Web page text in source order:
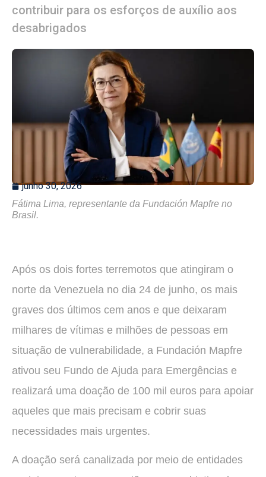
contribuir para os esforços de auxílio aos
desabrigados
junho 30, 2026
Fátima Lima, representante da Fundación Mapfre no
Brasil.
Após os dois fortes terremotos que atingiram o
norte da Venezuela no dia 24 de junho, os mais
graves dos últimos cem anos e que deixaram
milhares de vítimas e milhões de pessoas em
situação de vulnerabilidade, a Fundación Mapfre
ativou seu Fundo de Ajuda para Emergências e
realizará uma doação de 100 mil euros para apoiar
aqueles que mais precisam e cobrir suas
necessidades mais urgentes.
A doação será canalizada por meio de entidades